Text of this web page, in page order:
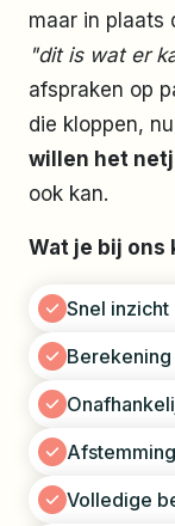
maar in plaats
"dit is wat er
afspraken op
die kloppen,
willen het
ook kan.
Wat je bij ons
Snel
Volledige